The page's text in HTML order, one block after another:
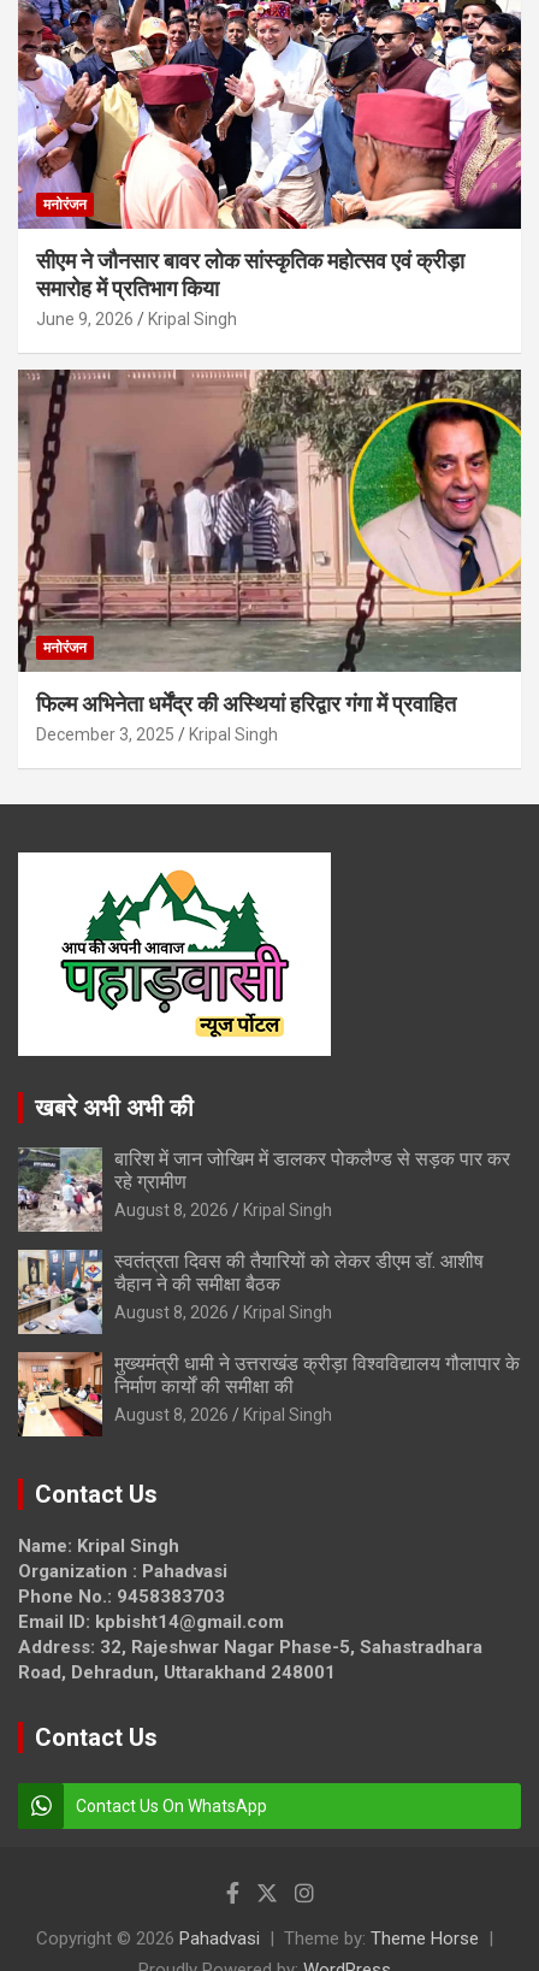
मनोरंजन
सीएम ने जौनसार बावर लोक सांस्कृतिक महोत्सव एवं क्रीड़ा
समारोह में प्रतिभाग किया
June 9, 2026 Kripal Singh
मनोरंजन
फिल्म अभिनेता धर्मेंद्र की अस्थियां हरिद्वार गंगा में प्रवाहित
December 3, 2025 Kripal Singh
खबरे अभी अभी की
बारिश में जान जोखिम में डालकर पोकलैण्ड से सड़क पार कर
रहे ग्रामीण
August 8, 2026 Kripal Singh
स्वतंत्रता दिवस की तैयारियों को लेकर डीएम डॉ. आशीष
चैहान ने की समीक्षा बैठक
August 8, 2026 Kripal Singh
मुख्यमंत्री धामी ने उत्तराखंड क्रीड़ा विश्वविद्यालय गौलापार के
निर्माण कार्यों की समीक्षा की
August 8, 2026 Kripal Singh
Contact Us
Name: Kripal Singh
Organization : Pahadvasi
Phone No.: 9458383703
Email ID: kpbisht14@gmail.com
Address: 32, Rajeshwar Nagar Phase-5, Sahastradhara
Road, Dehradun, Uttarakhand 248001
Contact Us
Contact Us On WhatsApp
Copyright © 2026 Pahadvasi Theme by: Theme Horse